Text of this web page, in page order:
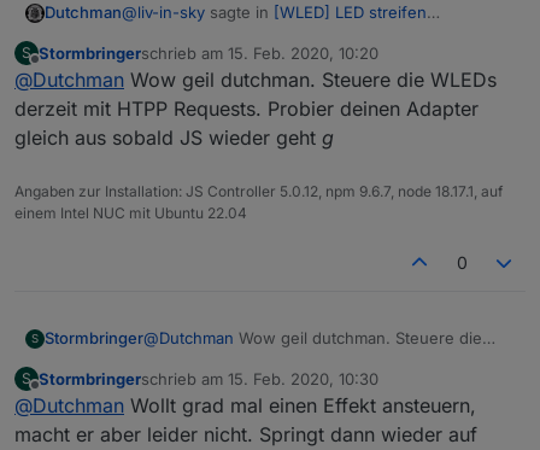
Dutchman@liv-in-sky sagte in [WLED] LED streifen
@Chaotso was ähnliches wollte ich auch
bauen - ich hab erstmal in der weboberfläche
die segmente definiert - jetzt kann ich in
iobroker jedes segment steuern, wie ich
Währe auch mein Vorschlag
S
Offline
Stormbringerschrieb am 15. Feb. 2020, 10:20
zuletzt editiert von
@Dutchman Wow geil dutchman. Steuere die WLEDs
derzeit mit HTPP Requests. Probier deinen Adapter
gleich aus sobald JS wieder geht g
Angaben zur Installation: JS Controller 5.0.12, npm 9.6.7, node 18.17.1, auf
einem Intel NUC mit Ubuntu 22.04
0
S Stormbringer@Dutchman Wow geil dutchman. Steuere die
deinen Adapter gleich aus sobald JS wieder geht
g
S
Offline
Stormbringerschrieb am 15. Feb. 2020, 10:30
zuletzt editiert von
@Dutchman Wollt grad mal einen Effekt ansteuern,
macht er aber leider nicht. Springt dann wieder auf